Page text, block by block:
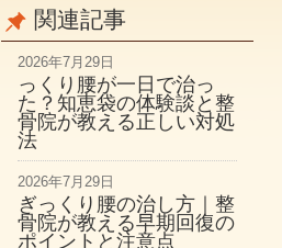
関連記事
2026年7月29日
っくり腰が一日で治っ
た？知恵袋の体験談と整
骨院が教える正しい対処
法
2026年7月29日
ぎっくり腰の治し方｜整
骨院が教える早期回復の
ポイントと注意点